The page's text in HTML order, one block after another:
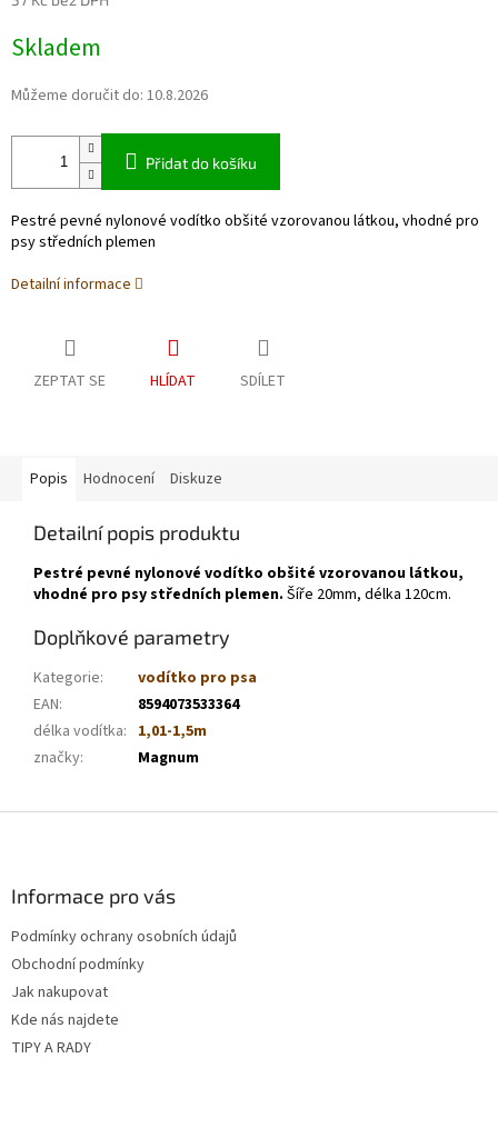
cena:
Skladem
Můžeme doručit do: 10.8.2026
Přidat do košíku
Pestré pevné nylonové vodítko obšité vzorovanou látkou, vhodné pro
psy středních plemen
Detailní informace
ZEPTAT SE HLÍDAT SDÍLET
Popis Hodnocení Diskuze
Detailní popis produktu
Pestré pevné nylonové vodítko obšité vzorovanou látkou,
vhodné pro psy středních plemen. Šíře 20mm, délka 120cm.
Doplňkové parametry
Kategorie:
vodítko pro psa
EAN:
8594073533364
délka vodítka: 1,01-1,5m
značky: Magnum
Informace pro vás
Podmínky ochrany osobních údajů
Obchodní podmínky
Jak nakupovat
Kde nás najdete
TIPY A RADY